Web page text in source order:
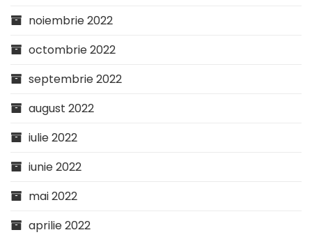
noiembrie 2022
octombrie 2022
septembrie 2022
august 2022
iulie 2022
iunie 2022
mai 2022
aprilie 2022